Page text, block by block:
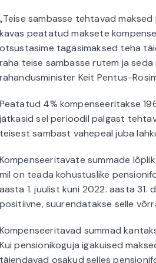
„Teise sambasse tehtavad
kavas peatatud maksete
otsustasime tagasimaksed teha
raha teise sambasse rutem ja
rahandusminister Keit Pentus-
Peatatud 4% kompenseeritakse
jätkasid sel perioodil palgast
teisest sambast vahepeal juba
Kompenseeritavate summade
mil on teada kohustuslike
aasta 1. juulist kuni 2022. aasta
positiivne, suurendatakse selle
Kompenseeritavad summad
Kui pensionikoguja igakuised
täiendavad osakud selles